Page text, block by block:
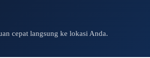
cepat langsung ke lokasi Anda.